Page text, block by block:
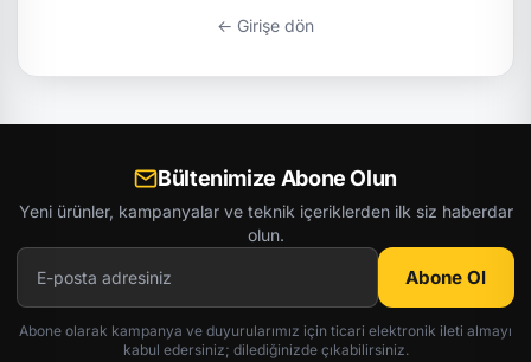
← Girişe dön
Bültenimize Abone Olun
Yeni ürünler, kampanyalar ve teknik içeriklerden ilk siz haberdar
olun.
Abone Ol
Abone olarak kampanya ve duyurularımız için ticari elektronik ileti almayı
kabul edersiniz; dilediğinizde çıkabilirsiniz.